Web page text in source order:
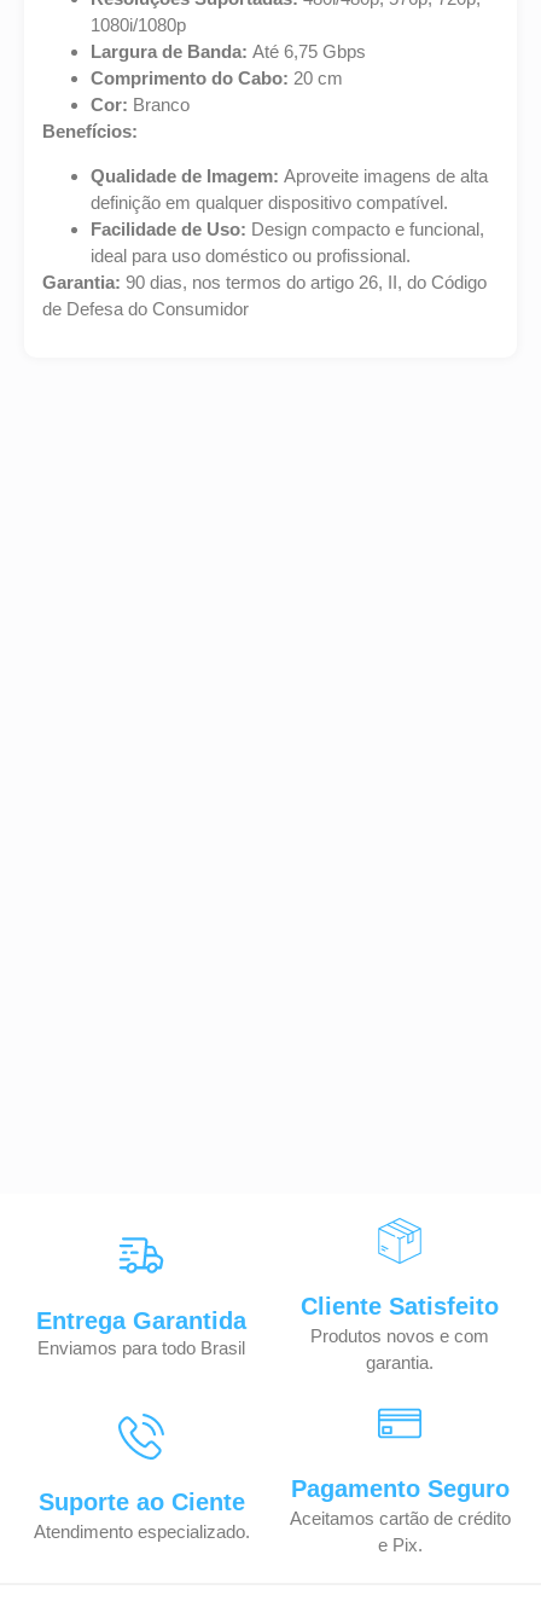
1080i/1080p
Largura de Banda: Até 6,75 Gbps
Comprimento do Cabo: 20 cm
Cor: Branco
Benefícios:
Qualidade de Imagem: Aproveite imagens de alta
definição em qualquer dispositivo compatível.
Facilidade de Uso: Design compacto e funcional,
ideal para uso doméstico ou profissional.
Garantia: 90 dias, nos termos do artigo 26, II, do Código
de Defesa do Consumidor
Entrega Garantida
Enviamos para todo Brasil
Cliente Satisfeito
Produtos novos e com
garantia.
Suporte ao Ciente
Atendimento especializado.
Pagamento Seguro
Aceitamos cartão de crédito
e Pix.